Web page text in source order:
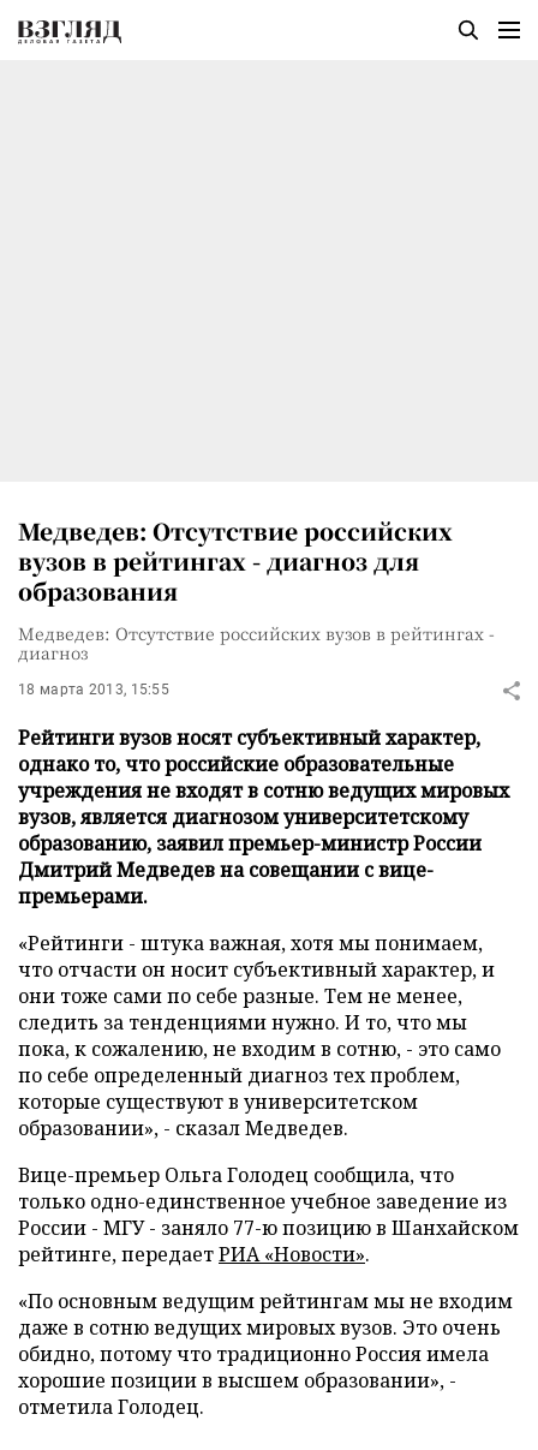
Медведев: Отсутствие российских
вузов в рейтингах - диагноз для
образования
Медведев: Отсутствие российских вузов в рейтингах -
диагноз
18 марта 2013, 15:55
Рейтинги вузов носят субъективный характер,
однако то, что российские образовательные
учреждения не входят в сотню ведущих мировых
вузов, является диагнозом университетскому
образованию, заявил премьер-министр России
Дмитрий Медведев на совещании с вице-
премьерами.
«Рейтинги - штука важная, хотя мы понимаем,
что отчасти он носит субъективный характер, и
они тоже сами по себе разные. Тем не менее,
следить за тенденциями нужно. И то, что мы
пока, к сожалению, не входим в сотню, - это само
по себе определенный диагноз тех проблем,
которые существуют в университетском
образовании», - сказал Медведев.
Вице-премьер Ольга Голодец сообщила, что
только одно-единственное учебное заведение из
России - МГУ - заняло 77-ю позицию в Шанхайском
рейтинге, передаетРИА «Новости».
«По основным ведущим рейтингам мы не входим
даже в сотню ведущих мировых вузов. Это очень
обидно, потому что традиционно Россия имела
хорошие позиции в высшем образовании», -
отметила Голодец.